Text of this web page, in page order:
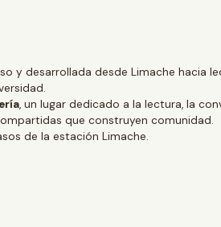
y desarrollada desde Limache
, un lugar dedicado a la lectura, la
que construyen comunidad.
de la estación Limache.